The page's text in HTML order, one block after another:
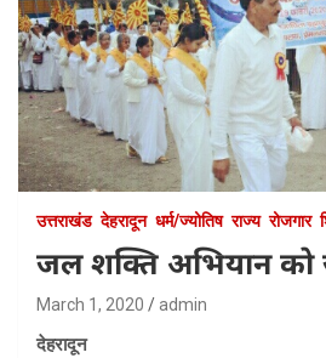
उत्तराखंड देहरादून धर्म/ज्योतिष राज्य रोजगार
जल शक्ति अभियान को
March 1, 2020 admin
देहरादून